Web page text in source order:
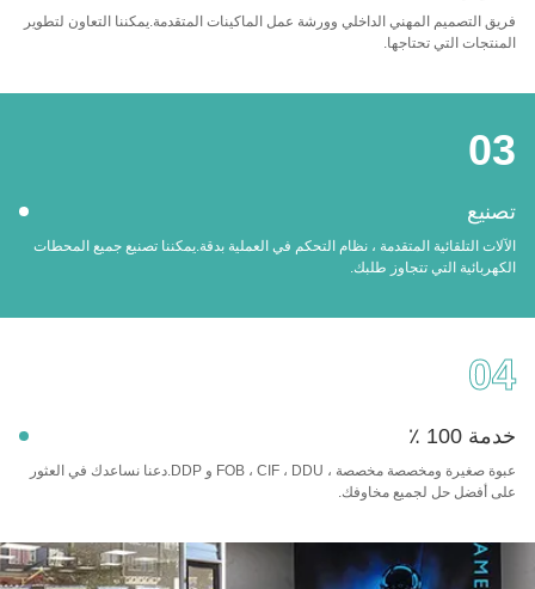
فريق التصميم المهني الداخلي وورشة عمل الماكينات المتقدمة.يمكننا التعاون لتطوير
المنتجات التي تحتاجها.
03
تصنيع
الآلات التلقائية المتقدمة ، نظام التحكم في العملية بدقة.يمكننا تصنيع جميع المحطات
الكهربائية التي تتجاوز طلبك.
04
خدمة 100 ٪
عبوة صغيرة ومخصصة مخصصة ، FOB ، CIF ، DDU و DDP.دعنا نساعدك في العثور
على أفضل حل لجميع مخاوفك.